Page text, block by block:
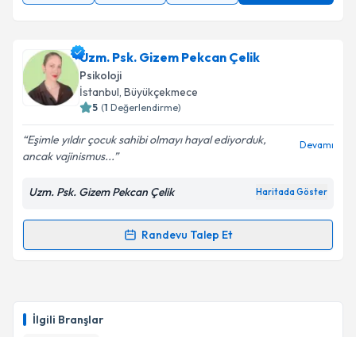
İlgili Branşlar
Uzm. Psk. Gizem Pekcan Çelik
Psikoloji
İstanbul, Büyükçekmece
5 (1 Değerlendirme)
Eşimle yıldır çocuk sahibi olmayı hayal ediyorduk,
ancak vajinismus...
Devamı
Uzm. Psk. Gizem Pekcan Çelik Haritada Göster
Randevu Talep Et
Randevu Takvimi Talebi
için bir takvim hazırlandığında e-posta ile